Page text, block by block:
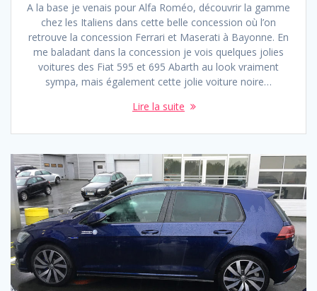
A la base je venais pour Alfa Roméo, découvrir la gamme
chez les Italiens dans cette belle concession où l’on
retrouve la concession Ferrari et Maserati à Bayonne. En
me baladant dans la concession je vois quelques jolies
voitures des Fiat 595 et 695 Abarth au look vraiment
sympa, mais également cette jolie voiture noire…
Lire la suite